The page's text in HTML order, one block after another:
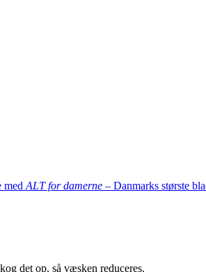
med ALT for damerne – Danmarks største
det op, så væsken reduceres.